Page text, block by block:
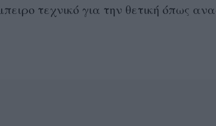
τεχνικό για την θετική όπως